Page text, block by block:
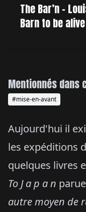
Aujourd'hui il
les expéditions
quelques livres
To J a p a n
autre moyen de
Mentionnés dans
#mise-en-avant
The Bar’n –
Barn to be alive